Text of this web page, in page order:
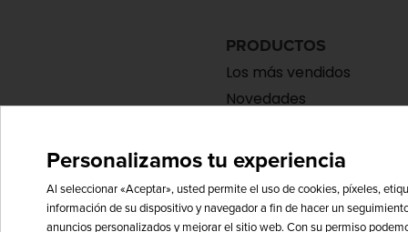
PRODUCTOS
Los más vendidos
Novedades
Personalizamos tu experiencia
Al seleccionar «Aceptar», usted permite el uso de cookies, píxeles,
información de su dispositivo y navegador a fin de hacer un
anuncios personalizados y mejorar el sitio web. Con su permiso